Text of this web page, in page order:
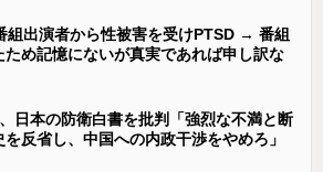
組出演者から性被害を受けPTSD → 番組
め記憶にないが真実であれば申し訳な
、日本の防衛白書を批判「強烈な不満と断
反省し、中国への内政干渉をやめろ」